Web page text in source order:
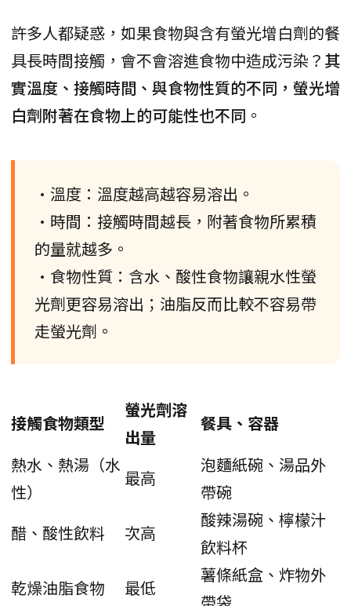
許多人都疑惑，如果食物與含有螢光增白劑的餐
具長時間接觸，會不會溶進食物中造成污染？ 其
實溫度、接觸時間、與食物性質的不同，螢光增
白劑附著在食物上的可能性也不同 。
•溫度：溫度越高越容易溶出。
•時間：接觸時間越長，附著食物所累積
的量就越多。
•食物性質：含水、酸性食物讓親水性螢
光劑更容易溶出；油脂反而比較不容易帶
走螢光劑。
接觸食物類型
螢光劑溶
出量
餐具、容器
熱水、熱湯（水
性）
最高
泡麵紙碗、湯品外
帶碗
醋、酸性飲料
次高
酸辣湯碗、檸檬汁
飲料杯
乾燥油脂食物
最低
薯條紙盒、炸物外